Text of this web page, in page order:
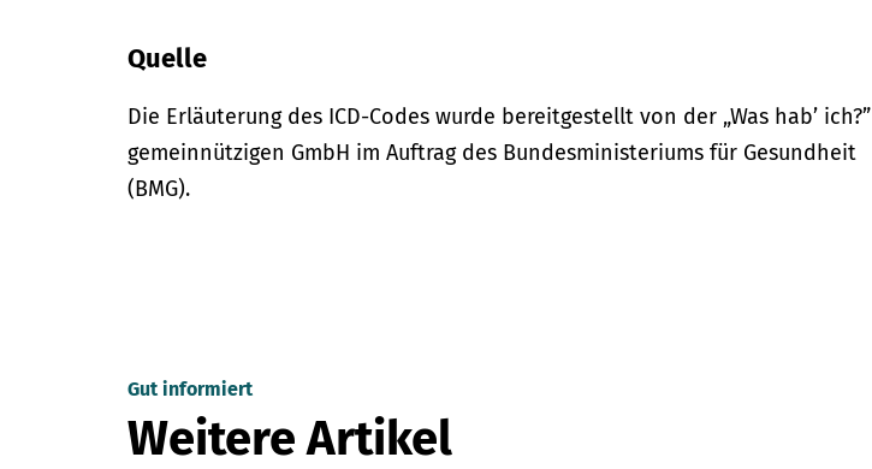
Quelle
Die Erläuterung des ICD-Codes wurde bereitgestellt von der „Was hab’ ich?”
gemeinnützigen GmbH im Auftrag des Bundesministeriums für Gesundheit
(BMG).
Gut informiert
Weitere Artikel